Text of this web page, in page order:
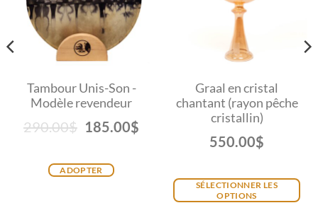
Tambour Unis-Son -
Modèle revendeur
290.00$ 185.00$
ADOPTER
Graal en cristal
chantant (rayon pêche
cristallin)
550.00$
SÉLECTIONNER LES
OPTIONS